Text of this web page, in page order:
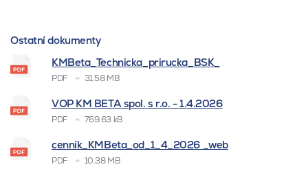
Ostatní dokumenty
KMBeta_Technicka_prirucka_BSK_
PDF 31.58 MB
VOP KM BETA spol. s r.o. - 1.4.2026
PDF 769.63 kB
cenník_KMBeta_od_1_4_2026 _web
PDF 10.38 MB